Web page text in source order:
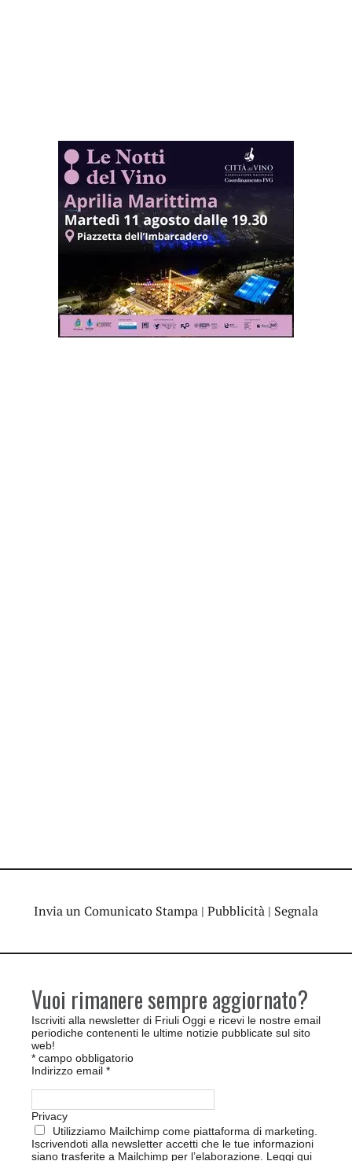
Invia un Comunicato Stampa | Pubblicità | Segnala
Vuoi rimanere sempre aggiornato?
Iscriviti alla newsletter di Friuli Oggi e ricevi le nostre email
periodiche contenenti le ultime notizie pubblicate sul sito
web!
* campo obbligatorio
Indirizzo email *
Privacy
Utilizziamo Mailchimp come piattaforma di marketing.
Iscrivendoti alla newsletter accetti che le tue informazioni
siano trasferite a Mailchimp per l’elaborazione. Leggi qui